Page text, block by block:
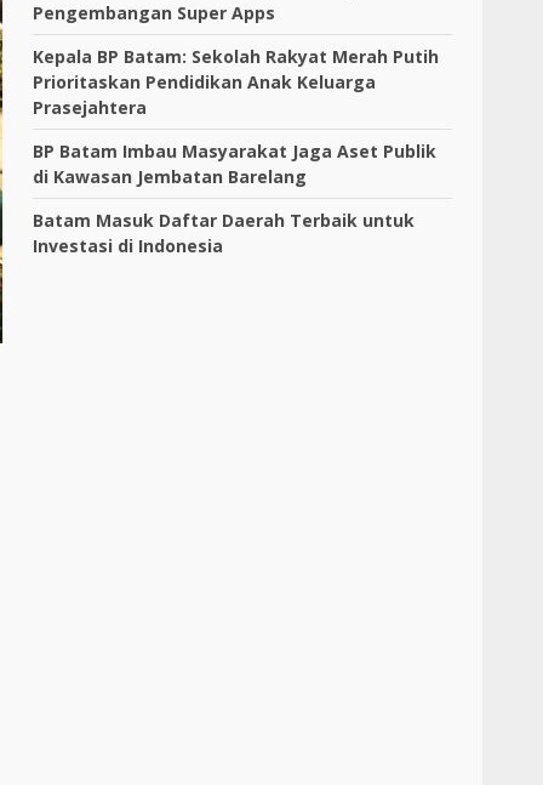
Pengembangan Super Apps
Kepala BP Batam: Sekolah Rakyat Merah Putih
Prioritaskan Pendidikan Anak Keluarga
Prasejahtera
BP Batam Imbau Masyarakat Jaga Aset Publik
di Kawasan Jembatan Barelang
Batam Masuk Daftar Daerah Terbaik untuk
Investasi di Indonesia